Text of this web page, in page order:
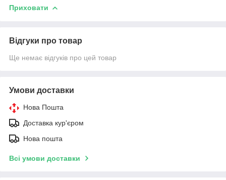
Приховати
Відгуки про товар
Ще немає відгуків про цей товар
Умови доставки
Нова Пошта
Доставка кур'єром
Нова пошта
Всі умови доставки